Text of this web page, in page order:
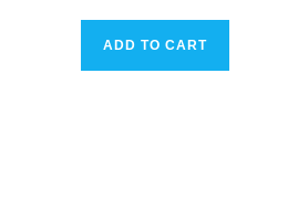
ADD TO CART